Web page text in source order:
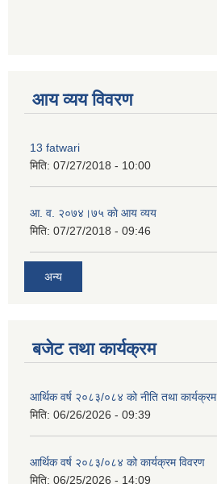
आय व्यय विवरण
13 fatwari
मिति: 07/27/2018 - 10:00
आ‍. व. २०७४।७५ काे आय व्यय
मिति: 07/27/2018 - 09:46
अन्य
बजेट तथा कार्यक्रम
आर्थिक वर्ष २०८३/०८४ को नीति तथा कार्यक्रम
मिति: 06/26/2026 - 09:39
आर्थिक वर्ष २०८३/०८४ को कार्यक्रम विवरण
मिति: 06/25/2026 - 14:09